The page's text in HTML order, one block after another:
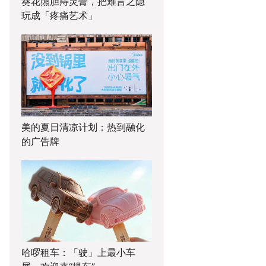
玩成「疼痛艺术」
美的夏日清凉计划：热到融化
的广告牌
哈啰租车：「驶」上最小车